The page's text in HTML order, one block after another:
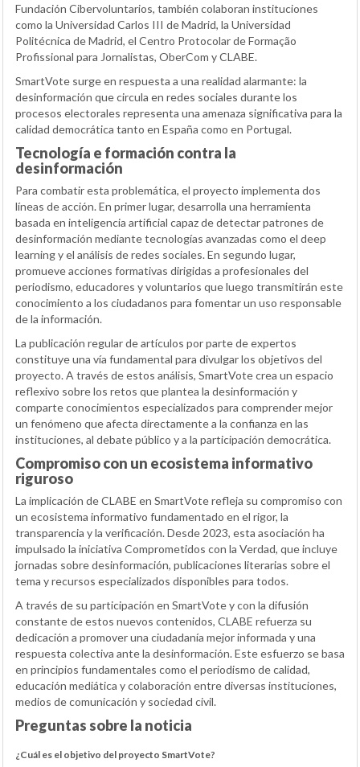
Fundación Cibervoluntarios, también colaboran instituciones
como la Universidad Carlos III de Madrid, la Universidad
Politécnica de Madrid, el Centro Protocolar de Formação
Profissional para Jornalistas, OberCom y CLABE.
SmartVote surge en respuesta a una realidad alarmante: la
desinformación que circula en redes sociales durante los
procesos electorales representa una amenaza significativa para la
calidad democrática tanto en España como en Portugal.
Tecnología e formación contra la
desinformación
Para combatir esta problemática, el proyecto implementa dos
líneas de acción. En primer lugar, desarrolla una herramienta
basada en inteligencia artificial capaz de detectar patrones de
desinformación mediante tecnologías avanzadas como el deep
learning y el análisis de redes sociales. En segundo lugar,
promueve acciones formativas dirigidas a profesionales del
periodismo, educadores y voluntarios que luego transmitirán este
conocimiento a los ciudadanos para fomentar un uso responsable
de la información.
La publicación regular de artículos por parte de expertos
constituye una vía fundamental para divulgar los objetivos del
proyecto. A través de estos análisis, SmartVote crea un espacio
reflexivo sobre los retos que plantea la desinformación y
comparte conocimientos especializados para comprender mejor
un fenómeno que afecta directamente a la confianza en las
instituciones, al debate público y a la participación democrática.
Compromiso con un ecosistema informativo
riguroso
La implicación de CLABE en SmartVote refleja su compromiso con
un ecosistema informativo fundamentado en el rigor, la
transparencia y la verificación. Desde 2023, esta asociación ha
impulsado la iniciativa Comprometidos con la Verdad, que incluye
jornadas sobre desinformación, publicaciones literarias sobre el
tema y recursos especializados disponibles para todos.
A través de su participación en SmartVote y con la difusión
constante de estos nuevos contenidos, CLABE refuerza su
dedicación a promover una ciudadanía mejor informada y una
respuesta colectiva ante la desinformación. Este esfuerzo se basa
en principios fundamentales como el periodismo de calidad,
educación mediática y colaboración entre diversas instituciones,
medios de comunicación y sociedad civil.
Preguntas sobre la noticia
¿Cuál es el objetivo del proyecto SmartVote?